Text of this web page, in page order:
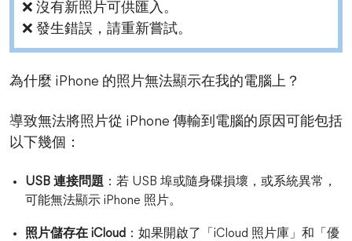
❌ 沒有新照片可供匯入。
❌ 發生錯誤，請重新嘗試。
為什麼 iPhone 的照片無法顯示在我的電腦上？
導致無法將照片從 iPhone 傳輸到電腦的原因可能包括
以下幾個：
USB 連接問題 ：若 USB 埠或隨身碟損壞，或系統異常，
可能無法顯示 iPhone 照片。
照片儲存在 iCloud ：如果開啟了「iCloud 照片庫」和「優